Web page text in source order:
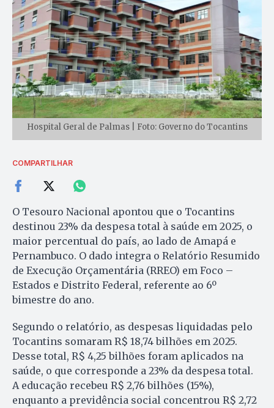
Hospital Geral de Palmas | Foto: Governo do Tocantins
COMPARTILHAR
O Tesouro Nacional apontou que o Tocantins
destinou 23% da despesa total à saúde em 2025, o
maior percentual do país, ao lado de Amapá e
Pernambuco. O dado integra o Relatório Resumido
de Execução Orçamentária (RREO) em Foco –
Estados e Distrito Federal, referente ao 6º
bimestre do ano.
Segundo o relatório, as despesas liquidadas pelo
Tocantins somaram R$ 18,74 bilhões em 2025.
Desse total, R$ 4,25 bilhões foram aplicados na
saúde, o que corresponde a 23% da despesa total.
A educação recebeu R$ 2,76 bilhões (15%),
enquanto a previdência social concentrou R$ 2,72